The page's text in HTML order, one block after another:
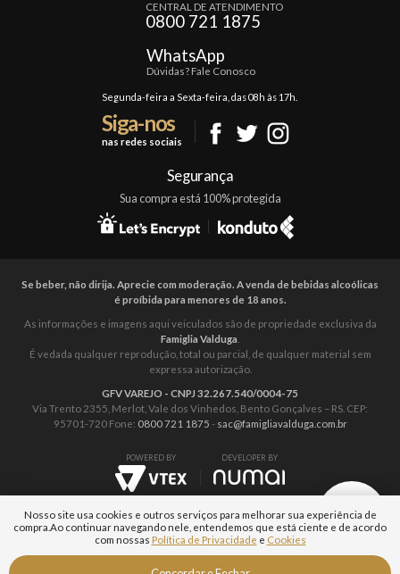
Política de Privacidade
Formas de Pagamento
CENTRAL DE ATENDIMENTO
0800 721 1875
WhatsApp
Dúvidas? Fale Conosco
Segunda-feira a Sexta-feira, das 08h às 17h.
Siga-nos
nas redes sociais
Segurança
Sua compra está 100% protegida
Se beber, não dirija. Aprecie com moderação. A venda de bebidas alcoólicas
é proíbida para menores de 18 anos.
As informações e imagens aqui veiculados são de propriedade exclusiva da
Famiglia Valduga
É vedada qualquer reprodução, total ou parcial, de qualquer material sem
expressa autorização.
GFV VAREJO - CNPJ 32.267.540/0004-75
Via Trento 2355, Merlot, Vale dos Vinhedos, Bento Gonçalves – RS. CEP:
95701-720 Fone: 0800 721 1875 - sac@famigliavalduga.com.br
POWERED BY DEVELOPER BY
Nosso site usa cookies e outros serviços para melhorar sua experiência de
compra. Ao continuar navegando nele, entendemos que está ciente e de acordo
com nossas Política de Privacidade e Cookies